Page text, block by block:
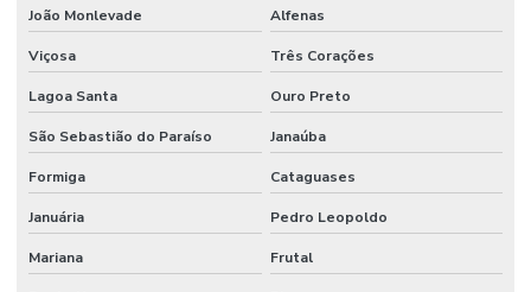
Sistema de incêndio endereçável
Sistema contra incêndio hidrantes
Sistema de incêndio industrial
Sistema contra incêndio sprinkler
João Monlevade Alfenas
Viçosa Três Corações
Lagoa Santa Ouro Preto
São Sebastião do Paraíso Janaúba
Formiga Cataguases
Januária Pedro Leopoldo
Mariana Frutal